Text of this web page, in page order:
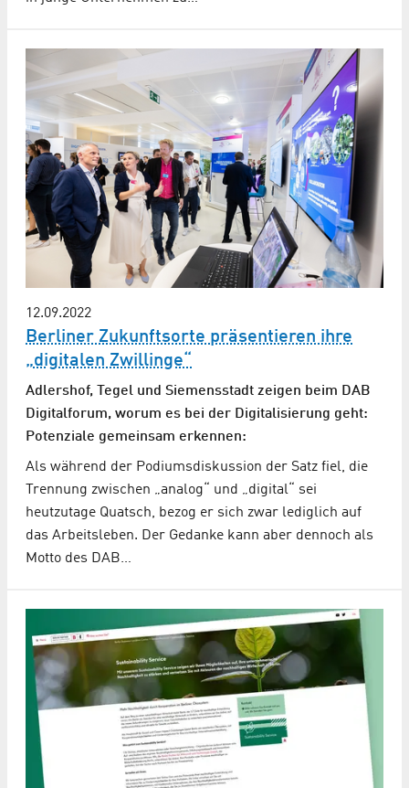
12.09.2022
Berliner Zukunftsorte präsentieren ihre
„digitalen Zwillinge“
Adlershof, Tegel und Siemensstadt zeigen beim DAB
Digitalforum, worum es bei der Digitalisierung geht:
Potenziale gemeinsam erkennen:
Als während der Podiumsdiskussion der Satz fiel, die
Trennung zwischen „analog“ und „digital“ sei
heutzutage Quatsch, bezog er sich zwar lediglich auf
das Arbeitsleben. Der Gedanke kann aber dennoch als
Motto des DAB…